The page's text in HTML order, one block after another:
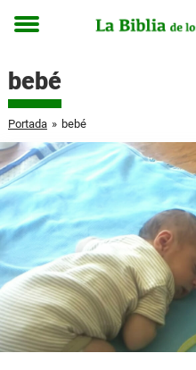
Toggle
bebé
Portada » bebé